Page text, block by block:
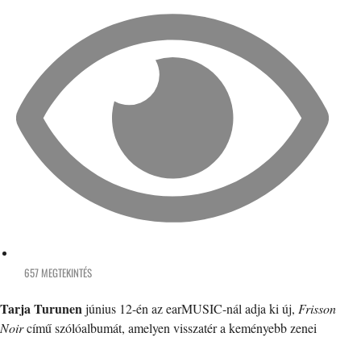
657 MEGTEKINTÉS
Tarja Turunenjúnius 12-én az earMUSIC-nál adja ki új, Frisson
Noircímű szólóalbumát, amelyen visszatér a keményebb zenei